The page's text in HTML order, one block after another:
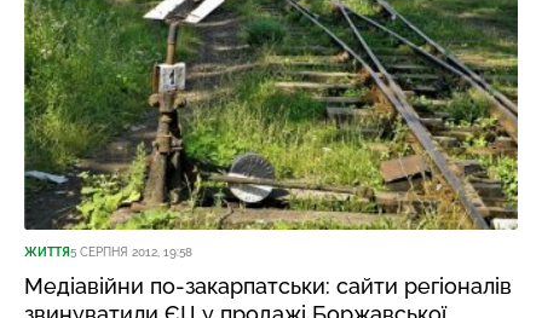
ЖИТТЯ5 СЕРПНЯ 2012, 19:58
Медіавійни по-закарпатськи: сайти регіоналів